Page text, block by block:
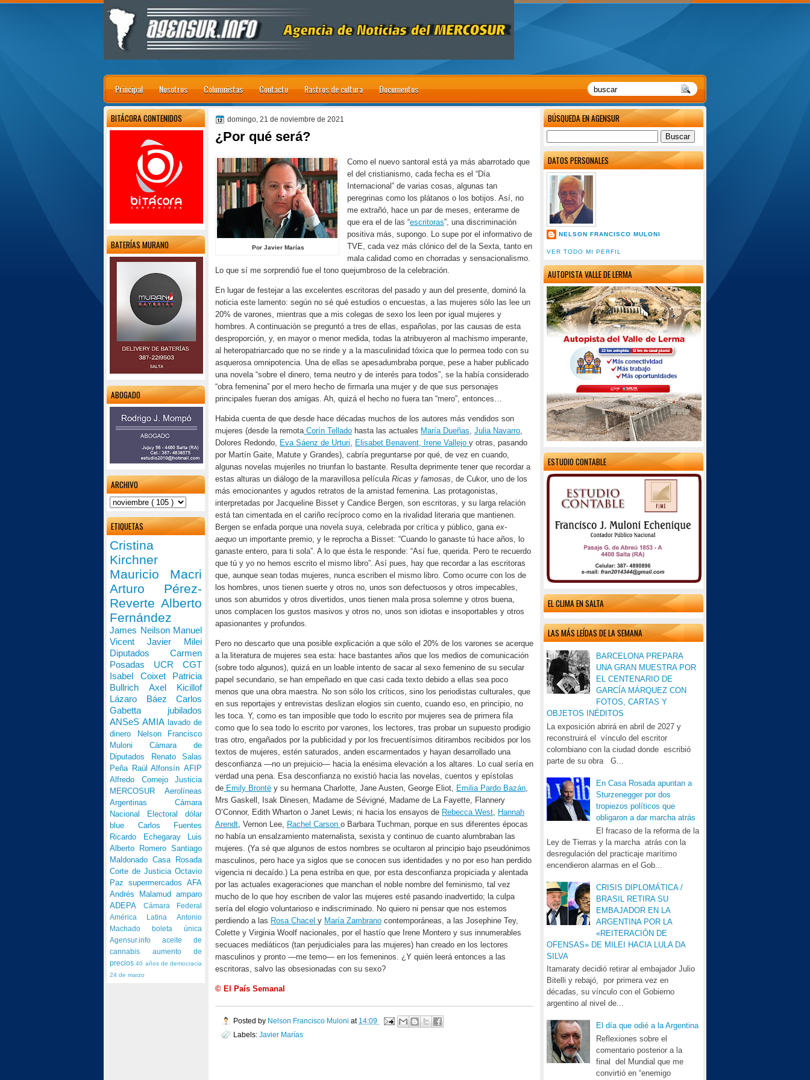
Principal Nosotros Columnistas Contacto Rastros de cultura Documentos
BÚSQUEDA EN AGENSUR
DATOS PERSONALES
NELSON FRANCISCO MULONI
VER TODO MI PERFIL
AUTOPISTA VALLE DE LERMA
ESTUDIO CONTABLE
EL CLIMA EN SALTA
LAS MÁS LEÍDAS DE LA SEMANA
BARCELONA PREPARA
UNA GRAN MUESTRA POR
EL CENTENARIO DE
GARCÍA MÁRQUEZ CON
FOTOS, CARTAS Y
OBJETOS INÉDITOS
La exposición abrirá en abril de 2027 y
reconstruirá el vínculo del escritor
colombiano con la ciudad donde escribió
parte de su obra G...
En Casa Rosada apuntan a
Sturzenegger por dos
tropiezos políticos que
obligaron a dar marcha atrás
El fracaso de la reforma de la
Ley de Tierras y la marcha atrás con la
desregulación del practicaje marítimo
encendieron alarmas en el Gob...
CRISIS DIPLOMÁTICA /
BRASIL RETIRA SU
EMBAJADOR EN LA
ARGENTINA POR LA
«REITERACIÓN DE
OFENSAS» DE MILEI HACIA LULA DA
SILVA
Itamaraty decidió retirar al embajador Julio
Bitelli y rebajó, por primera vez en
décadas, su vínculo con el Gobierno
argentino al nivel de...
El día que odié a la Argentina
Reflexiones sobre el
comentario posterior a la
final del Mundial que me
convirtió en “enemigo
domingo, 21 de noviembre de 2021
¿Por qué será?
Por Javier Marías
Como el nuevo santoral está ya más abarrotado que
el del cristianismo, cada fecha es el “Día
Internacional” de varias cosas, algunas tan
peregrinas como los plátanos o los botijos. Así, no
me extrañó, hace un par de meses, enterarme de
que era el de las “escritoras”, una discriminación
positiva más, supongo. Lo supe por el informativo de
TVE, cada vez más clónico del de la Sexta, tanto en
mala calidad como en chorradas y sensacionalismo.
Lo que sí me sorprendió fue el tono quejumbroso de la celebración.
En lugar de festejar a las excelentes escritoras del pasado y aun del presente, dominó la
noticia este lamento: según no sé qué estudios o encuestas, a las mujeres sólo las lee un
20% de varones, mientras que a mis colegas de sexo los leen por igual mujeres y
hombres. A continuación se preguntó a tres de ellas, españolas, por las causas de esta
desproporción, y, en mayor o menor medida, todas la atribuyeron al machismo imperante,
al heteropatriarcado que no se rinde y a la masculinidad tóxica que lo permea todo con su
asquerosa omnipotencia. Una de ellas se apesadumbraba porque, pese a haber publicado
una novela “sobre el dinero, tema neutro y de interés para todos”, se la había considerado
“obra femenina” por el mero hecho de firmarla una mujer y de que sus personajes
principales fueran dos amigas. Ah, quizá el hecho no fuera tan “mero”, entonces…
Habida cuenta de que desde hace décadas muchos de los autores más vendidos son
mujeres (desde la remota Corín Tellado hasta las actuales María Dueñas Julia Navarro
Dolores Redondo, Eva Sáenz de Urturi Elisabet Benavent Irene Vallejo y otras, pasando
por Martín Gaite, Matute y Grandes), cabría preguntarse por qué, de vez en cuando,
algunas novelas mujeriles no triunfan lo bastante. Resulta deprimente tener que recordar a
estas alturas un diálogo de la maravillosa película Ricas y famosas , de Cukor, uno de los
más emocionantes y agudos retratos de la amistad femenina. Las protagonistas,
interpretadas por Jacqueline Bisset y Candice Bergen, son escritoras, y su larga relación
está tan cimentada en el cariño recíproco como en la rivalidad literaria que mantienen.
Bergen se enfada porque una novela suya, celebrada por crítica y público, gana ex-
aequo un importante premio, y le reprocha a Bisset: “Cuando lo ganaste tú hace años, lo
ganaste entero, para ti sola”. A lo que ésta le responde: “Así fue, querida. Pero te recuerdo
que tú y yo no hemos escrito el mismo libro”. Así pues, hay que recordar a las escritoras
que, aunque sean todas mujeres, nunca escriben el mismo libro. Como ocurre con los de
los hombres, unos tienen suerte y otros no, unos son defectuosos y otros impecables,
unos son aburridos y otros divertidos, unos tienen mala prosa solemne y otros buena,
unos complacen los gustos masivos y otros no, unos son idiotas e insoportables y otros
apasionantes y profundos.
Pero no descarto que una posible explicación a que sólo el 20% de los varones se acerque
a la literatura de mujeres sea esta: hace bastantes años que los medios de comunicación
(sobre todo algunos), quizá en un loable intento de sacar al sexo femenino de su secular
papel secundario, se han empeñado en que casi cada texto debido a ellas sea poco
menos que una obra maestra. No son sólo los críticos, sino los periodistas culturales, que
en sus reportajes y entrevistas deslizan elogios sin cuento, cuando eso, en principio, no
les toca. Y, como es tan imposible que todo lo escrito por mujeres sea de primera fila
como que lo sea todo lo escrito por varones, los lectores, tras probar un supuesto prodigio
tras otro, engañados por la publicidad y por los frecuentísimos ditirambos recibidos por los
textos de mujeres, estén saturados, anden escarmentados y hayan desarrollado una
desconfianza —no un prejuicio— hacia la enésima elevación a los altares. Lo cual sería en
verdad una pena. Esa desconfianza no existió hacia las novelas, cuentos y epístolas
de Emily Brontë y su hermana Charlotte, Jane Austen, George Eliot, Emilia Pardo Bazán
Mrs Gaskell, Isak Dinesen, Madame de Sévigné, Madame de La Fayette, Flannery
O’Connor, Edith Wharton o Janet Lewis; ni hacia los ensayos de Rebecca West Hannah
Arendt , Vernon Lee, Rachel Carson o Barbara Tuchman, porque en sus diferentes épocas
no había un ensalzamiento maternalista, sexista y continuo de cuanto alumbraban las
mujeres. (Ya sé que algunos de estos nombres se ocultaron al principio bajo pseudónimos
masculinos, pero hace ya siglos que se conocen sus identidades y no por eso han perdido
vigencia ni decaído.) La pena estriba en que, por esta desconfianza propiciada y alentada
por las actuales exageraciones que manchan el noble nombre del feminismo, tal vez
mucho de lo que hoy escriben de valor las mujeres esté pasando inadvertido; la culpa
sería del elogio voluntarioso e indiscriminado. No quiero ni pensar que nos estemos
perdiendo a las Rosa Chacel y María Zambrano contemporáneas, a las Josephine Tey,
Colette y Virginia Woolf nacionales, por el hastío que Irene Montero y sus innumerables
secuaces mediáticos (tan perjudiciales para las mujeres) han creado en los lectores
masculinos y pronto —me temo— en los femeninos. ¿Y quién leerá entonces a las
escritoras, salvo las obsesionadas con su sexo?
© El País Semanal
Posted by Nelson Francisco Muloni at 14:09
Labels: Javier Marías
BITÁCORA CONTENIDOS
BATERÍAS MURANO
ABOGADO
ARCHIVO
ETIQUETAS
Cristina
Kirchner
Mauricio Macri
Arturo Pérez-
Reverte Alberto
Fernández
James Neilson Manuel
Vicent Javier Milei
Diputados Carmen
Posadas UCR CGT
Isabel Coixet Patricia
Bullrich Axel Kicillof
Lázaro Báez Carlos
Gabetta jubilados
ANSeSAMIA lavado de
dinero
Nelson Francisco
Muloni Cámara de
Diputados
Renato Salas
Peña Raúl AlfonsínAFIP
Alfredo Cornejo Justicia
MERCOSUR Aerolíneas
Argentinas Cámara
Nacional Electoral dólar
blue Carlos Fuentes
Ricardo Echegaray
Luis
Alberto Romero Santiago
Maldonado Casa Rosada
Corte de Justicia Octavio
Paz supermercados AFA
Andrés Malamud amparo
ADEPA
Cámara Federal
América Latina Antonio
Machado boleta única
Agensur.info aceite de
cannabis aumento de
precios40 años de democracia
24 de marzo